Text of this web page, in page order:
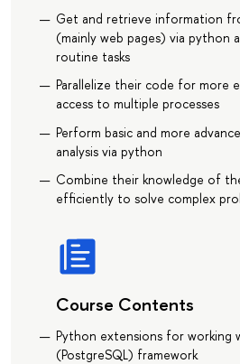
Get and retrieve information
(mainly web pages) via python
routine tasks
Parallelize their code for more
access to multiple processes
Perform basic and more
analysis via python
Combine their knowledge of
efficiently to solve complex
Course Contents
Python extensions for working
(PostgreSQL) framework